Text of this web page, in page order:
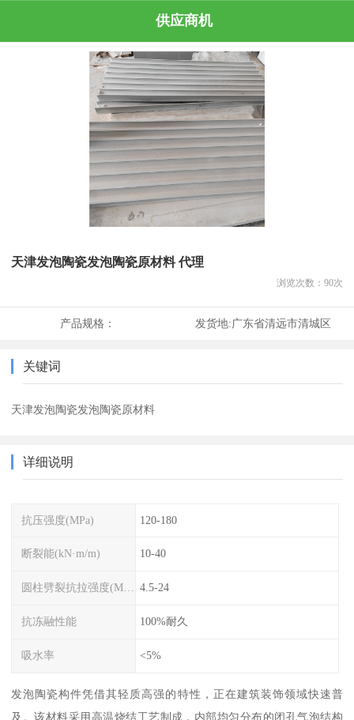
供应商机
天津发泡陶瓷发泡陶瓷原材料 代理
浏览次数： 90次
产品规格： 发货地:广东省清远市清城区
关键词
天津发泡陶瓷发泡陶瓷原材料
详细说明
抗压强度(MPa) 120-180
断裂能(kN·m/m) 10-40
圆柱劈裂抗拉强度(MPa) 4.5-24
抗冻融性能 100%耐久
吸水率 <5%
发泡陶瓷构件凭借其轻质高强的特性，正在建筑装饰领域快速普
及。该材料采用高温烧结工艺制成，内部均匀分布的闭孔气泡结构